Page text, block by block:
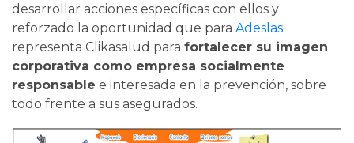
desarrollar acciones específicas con ellos y
reforzado la oportunidad que para Adeslas
representa Clikasalud para fortalecer su imagen
corporativa como empresa socialmente
responsable e interesada en la prevención, sobre
todo frente a sus asegurados.